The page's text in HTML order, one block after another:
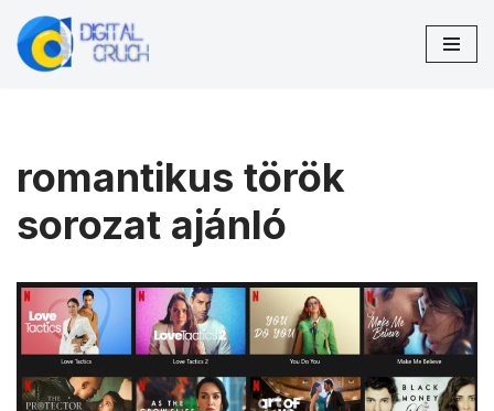
Skip
romantikus török
sorozat ajánló